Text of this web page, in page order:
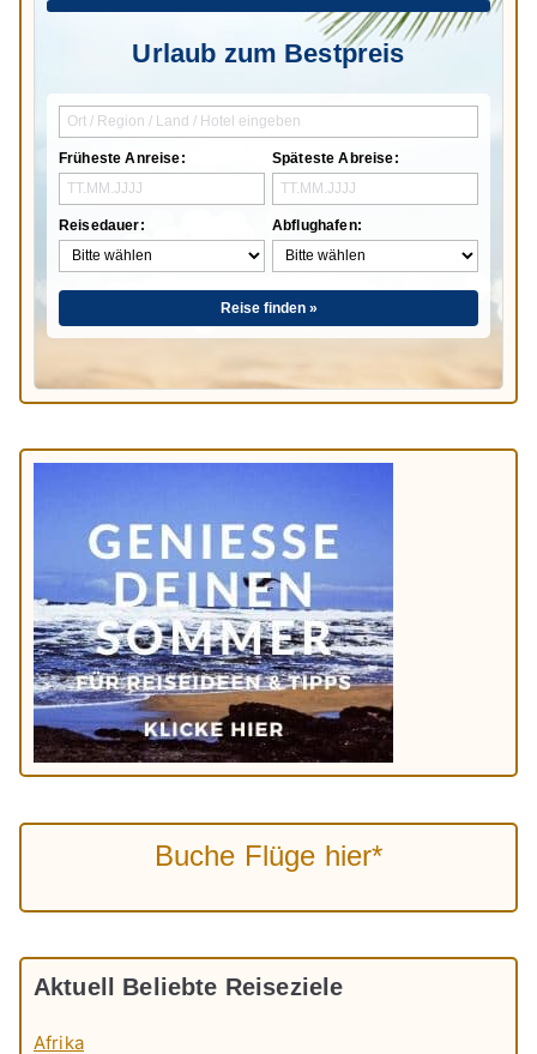
Urlaub zum Bestpreis
Früheste Anreise:
Reisedauer:
Späteste Abreise:
Abflughafen:
Reise finden »
Buche Flüge hier*
Aktuell Beliebte Reiseziele
Afrika